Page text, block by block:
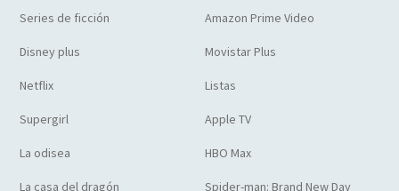
Series de ficción Amazon Prime Video
Disney plus Movistar Plus
Netflix Listas
Supergirl Apple TV
La odisea HBO Max
La casa del dragón Spider-man: Brand New Day